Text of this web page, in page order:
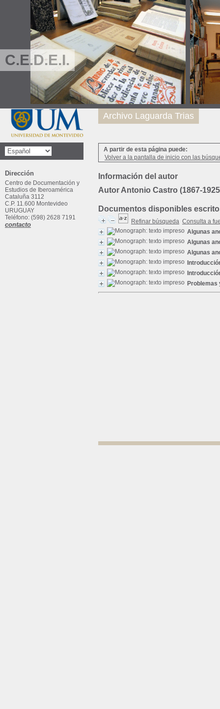
C.E.D.E.I.
A partir de esta página puede:
Volver a la pantalla de inicio con las
Información del autor
Autor Antonio Castro (1867-
Documentos disponibles
Refinar búsqueda Consulta a
Algunas
Algunas
Algunas
Problemas
Archivo Laguarda Trias
Dirección
Centro de Documentación y
Estudios de Iberoamérica
Cataluña 3112
C.P. 11.600 Montevideo
URUGUAY
Teléfono: (598) 2628 7191
contacto